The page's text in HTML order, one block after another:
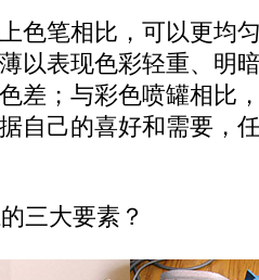
笔相比，可以更均
以表现色彩轻重、明
差；与彩色喷罐相比
自己的喜好和需要，
三大要素？